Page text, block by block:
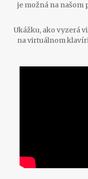
je možná na
Ukážku, ako vyzerá
na virtuálnom